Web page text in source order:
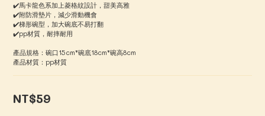
✔️馬卡龍色系加上菱格紋設計，甜美高雅
✔️附防滑墊片，減少滑動機會
✔️梯形碗型，加大碗底不易打翻
✔️pp材質，耐摔耐用
產品規格：碗口15cm*碗底18cm*碗高8cm
產品材質：pp材質
NT$59